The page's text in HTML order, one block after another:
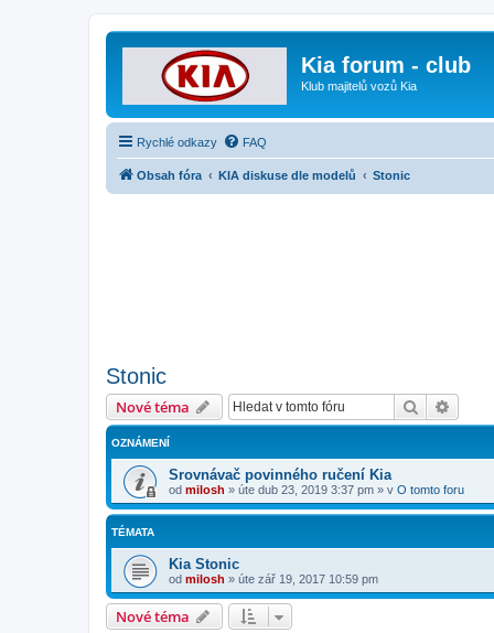
Kia forum - club
Klub majitelů vozů Kia
Rychlé odkazy FAQ
Obsah fóra KIA diskuse dle modelů Stonic
Stonic
Nové téma Hledat
OZNÁMENÍ
Srovnávač povinného ručení Kia
od milosh » úte dub 23, 2019 3:37 pm » v O tomto foru
TÉMATA
Kia Stonic
od milosh » úte zář 19, 2017 10:59 pm
Nové téma